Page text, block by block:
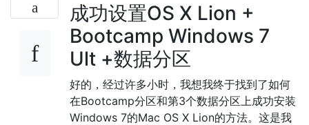
成功设置OS X Lion +
Bootcamp Windows 7
Ult +数据分区
好的，经过许多小时，我想我终于找到了如何
在Bootcamp分区和第3个数据分区上成功安装
Windows 7的Mac OS X Lion的方法。这是我